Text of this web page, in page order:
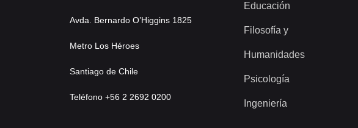
Avda. Bernardo O’Higgins 1825
Metro Los Héroes
Santiago de Chile
Teléfono +56 2 2692 0200
Educación
Filosofía y
Humanidades
Psicología
Ingeniería